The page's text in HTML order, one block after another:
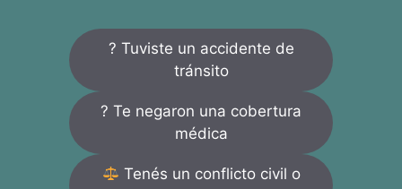
? Tuviste un accidente de
tránsito
? Te negaron una cobertura
médica
Tenés un conflicto civil o